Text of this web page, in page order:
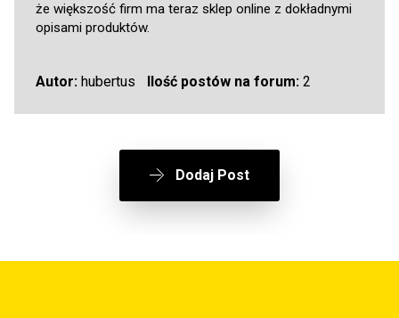
że większość firm ma teraz sklep online z dokładnymi
opisami produktów.
Autor: hubertus Ilość postów na forum:2
Dodaj Post